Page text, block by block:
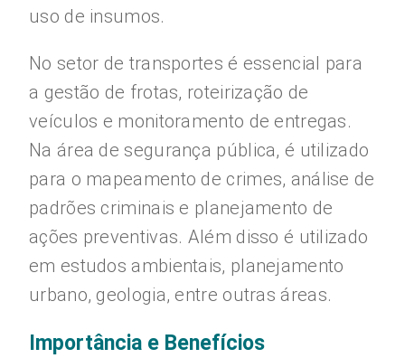
uso de insumos.
No setor de transportes é essencial para
a gestão de frotas, roteirização de
veículos e monitoramento de entregas.
Na área de segurança pública, é utilizado
para o mapeamento de crimes, análise de
padrões criminais e planejamento de
ações preventivas. Além disso é utilizado
em estudos ambientais, planejamento
urbano, geologia, entre outras áreas.
Importância e Benefícios